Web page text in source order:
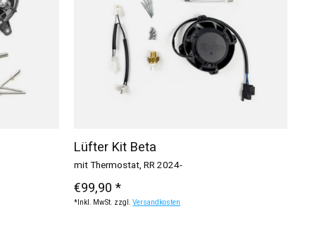
Lüfter Kit Beta
mit Thermostat, RR 2024-
€99,90 *
*Inkl. MwSt. zzgl.Versandkosten